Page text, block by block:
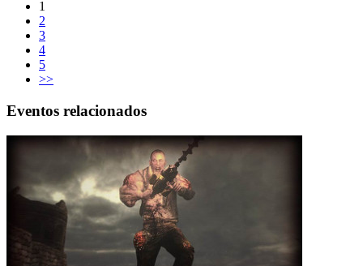
1
2
3
4
5
>>
Eventos relacionados